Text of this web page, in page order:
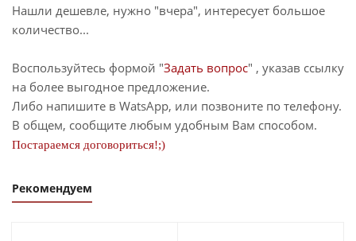
Нашли дешевле, нужно "вчера", интересует большое
количество...
Воспользуйтесь формой "Задать вопрос" , указав ссылку
на более выгодное предложение.
Либо напишите в WatsApp, или позвоните по телефону.
В общем, сообщите любым удобным Вам способом.
Постараемся договориться!;)
Рекомендуем